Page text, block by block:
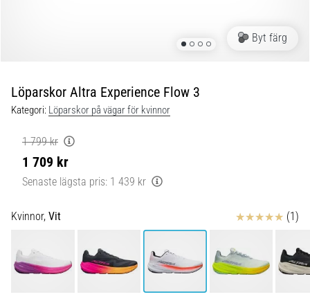
drabbar
alla
löpare
minst
gång
oavsett
är
amatör
Byt färg
Löparskor Altra Experience Flow 3
Kategori: Löparskor på vägar för kvinnor
1 799 kr
1 709 kr
Senaste lägsta pris: 1 439 kr
Kvinnor, Vit Recensioner (1)